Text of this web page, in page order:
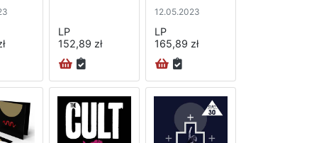
LP
152,89 zł
12.05.2023
LP
165,89 zł